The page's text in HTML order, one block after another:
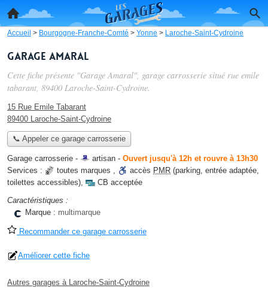
Accueil > Bourgogne-Franche-Comté > Yonne > Laroche-Saint-Cydroine
Garage Amaral
Cette fiche présente "Garage Amaral", garage carrosserie situé rue emile
tabarant, 89400 Laroche-Saint-Cydroine.
15 Rue Emile Tabarant
89400 Laroche-Saint-Cydroine
📞 Appeler ce garage carrosserie
Garage carrosserie - artisan - Ouvert jusqu'à 12h et rouvre à 13h30
Services :
toutes marques , accès PMR (parking, entrée adaptée,
toilettes accessibles),
CB acceptée
Caractéristiques :
Marque : multimarque
Recommander ce garage carrosserie
Améliorer cette fiche
Autres garages à Laroche-Saint-Cydroine